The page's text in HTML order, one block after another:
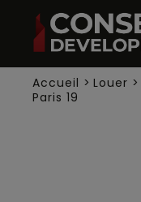
Accueil > Louer >
Paris 19